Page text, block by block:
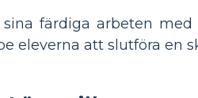
färdiga arbeten
eleverna att slutföra en